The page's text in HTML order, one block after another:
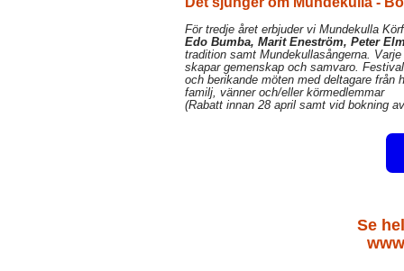
För tredje året erbjuder vi Mundekulla
Edo Bumba, Marit Eneström, Peter
tradition samt Mundekullasångerna.
skapar gemenskap och samvaro.
och berikande möten med deltagare från
familj, vänner och/eller körmedlemmar
(Rabatt innan 28 april samt vid bokning
Se